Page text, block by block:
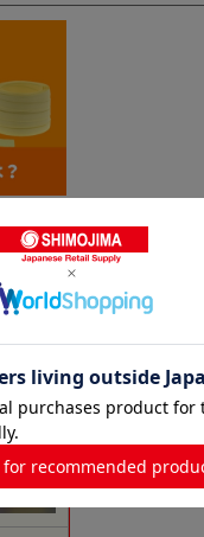
）の人気商品との比較